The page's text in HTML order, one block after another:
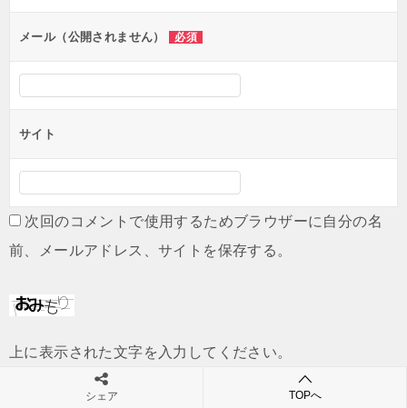
ンメール（公開されません） 必須
サイト
次回のコメントで使用するためブラウザーに自分の名
前、メールアドレス、サイトを保存する。
上に表示された文字を入力してください。
シェア TOPへ